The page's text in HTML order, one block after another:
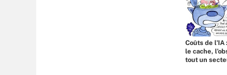
Coûts de l'IA
le cache,
tout un